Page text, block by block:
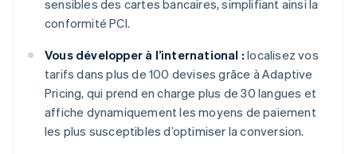
sensibles des cartes bancaires, simplifiant ainsi la
conformité PCI.
Vous développer à l’international : localisez vos
tarifs dans plus de 100 devises grâce à Adaptive
Pricing, qui prend en charge plus de 30 langues et
affiche dynamiquement les moyens de paiement
les plus susceptibles d’optimiser la conversion.